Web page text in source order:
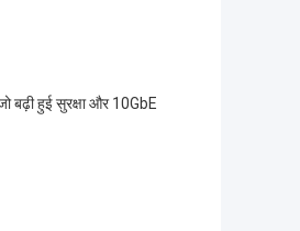
बढ़ी हुई सुरक्षा और 10GbE